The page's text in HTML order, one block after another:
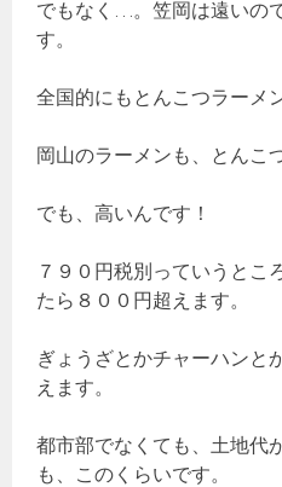
でもなく…。笠岡は遠いの
す。
全国的にもとんこつラーメ
岡山のラーメンも、とんこ
でも、高いんです！
７９０円税別っていうとこ
たら８００円超えます。
ぎょうざとかチャーハンと
えます。
都市部でなくても、土地代
も、このくらいです。